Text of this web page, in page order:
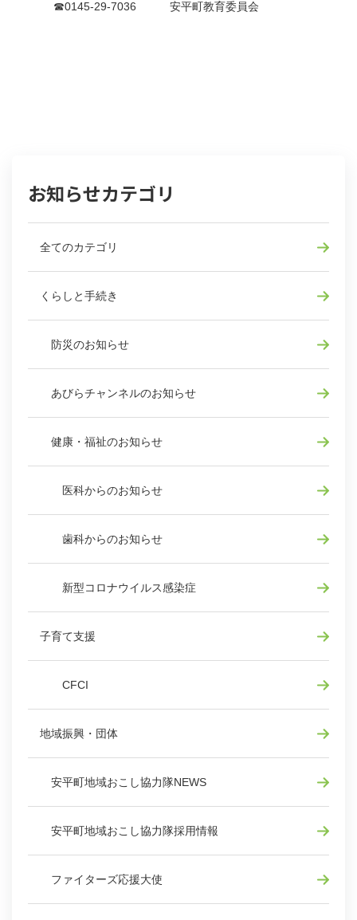
☎0145-29-7036 安平町教育委員会
お知らせカテゴリ
全てのカテゴリ
くらしと手続き
防災のお知らせ
あびらチャンネルのお知らせ
健康・福祉のお知らせ
医科からのお知らせ
歯科からのお知らせ
新型コロナウイルス感染症
子育て支援
CFCI
地域振興・団体
安平町地域おこし協力隊NEWS
安平町地域おこし協力隊採用情報
ファイターズ応援大使